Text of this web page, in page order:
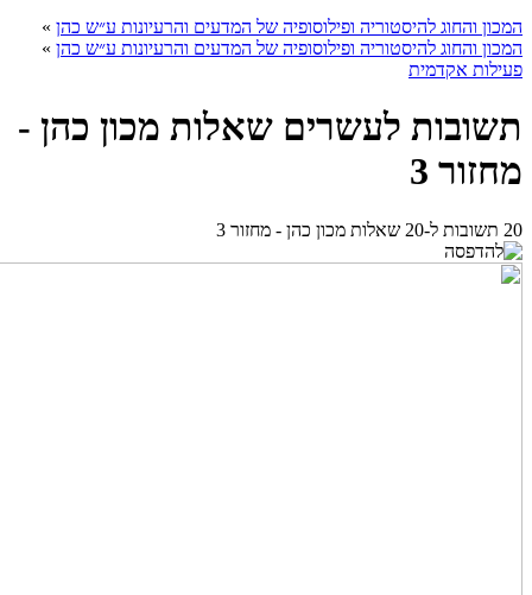
המכון והחוג להיסטוריה ופילוסופיה של המדעים והרעיונות ע״ש כהן »
המכון והחוג להיסטוריה ופילוסופיה של המדעים והרעיונות ע״ש כהן »
פעילות אקדמית
תשובות לעשרים שאלות מכון כהן -
מחזור 3
20 תשובות ל-20 שאלות מכון כהן - מחזור 3